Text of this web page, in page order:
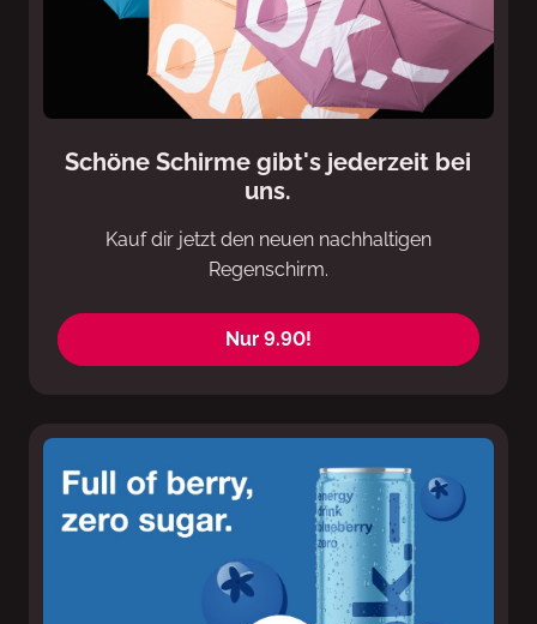
Schöne Schirme gibt's jederzeit bei
uns.
Kauf dir jetzt den neuen nachhaltigen
Regenschirm.
Nur 9.90!